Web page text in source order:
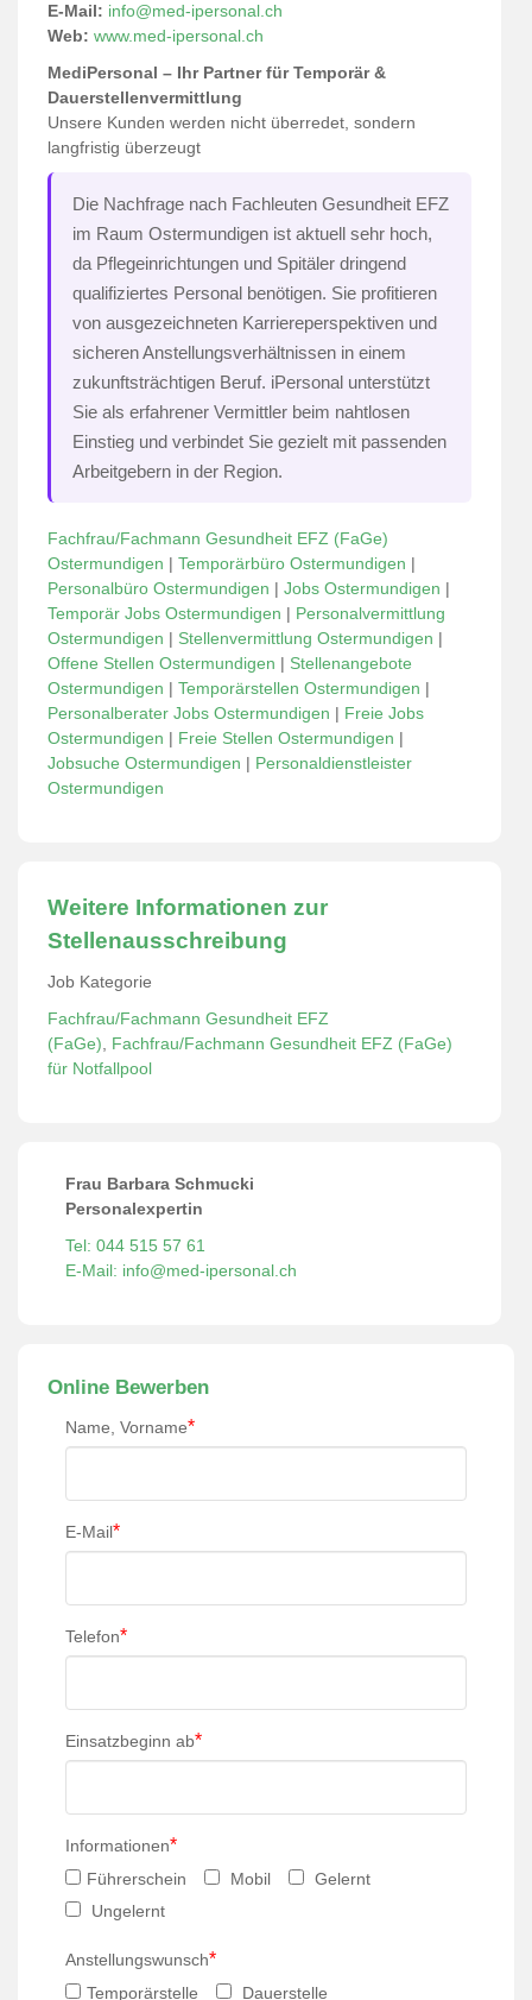
E-Mail: info@med-ipersonal.ch
Web: www.med-ipersonal.ch
MediPersonal – Ihr Partner für Temporär &
Dauerstellenvermittlung
Unsere Kunden werden nicht überredet, sondern
langfristig überzeugt
Die Nachfrage nach Fachleuten Gesundheit EFZ
im Raum Ostermundigen ist aktuell sehr hoch,
da Pflegeinrichtungen und Spitäler dringend
qualifiziertes Personal benötigen. Sie profitieren
von ausgezeichneten Karriereperspektiven und
sicheren Anstellungsverhältnissen in einem
zukunftsträchtigen Beruf. iPersonal unterstützt
Sie als erfahrener Vermittler beim nahtlosen
Einstieg und verbindet Sie gezielt mit passenden
Arbeitgebern in der Region.
Fachfrau/Fachmann Gesundheit EFZ (FaGe)
Ostermundigen | Temporärbüro Ostermundigen |
Personalbüro Ostermundigen | Jobs Ostermundigen |
Temporär Jobs Ostermundigen | Personalvermittlung
Ostermundigen | Stellenvermittlung Ostermundigen |
Offene Stellen Ostermundigen | Stellenangebote
Ostermundigen | Temporärstellen Ostermundigen |
Personalberater Jobs Ostermundigen | Freie Jobs
Ostermundigen | Freie Stellen Ostermundigen |
Jobsuche Ostermundigen | Personaldienstleister
Ostermundigen
Weitere Informationen zur
Stellenausschreibung
Job Kategorie
Fachfrau/Fachmann Gesundheit EFZ
(FaGe), Fachfrau/Fachmann Gesundheit EFZ (FaGe)
für Notfallpool
Frau Barbara Schmucki
Personalexpertin
Tel: 044 515 57 61
E-Mail: info@med-ipersonal.ch
Online Bewerben
Name, Vorname*
E-Mail*
Telefon*
Einsatzbeginn ab*
Informationen*
Führerschein Mobil
Gelernt
Ungelernt
Anstellungswunsch*
Temporärstelle Dauerstelle